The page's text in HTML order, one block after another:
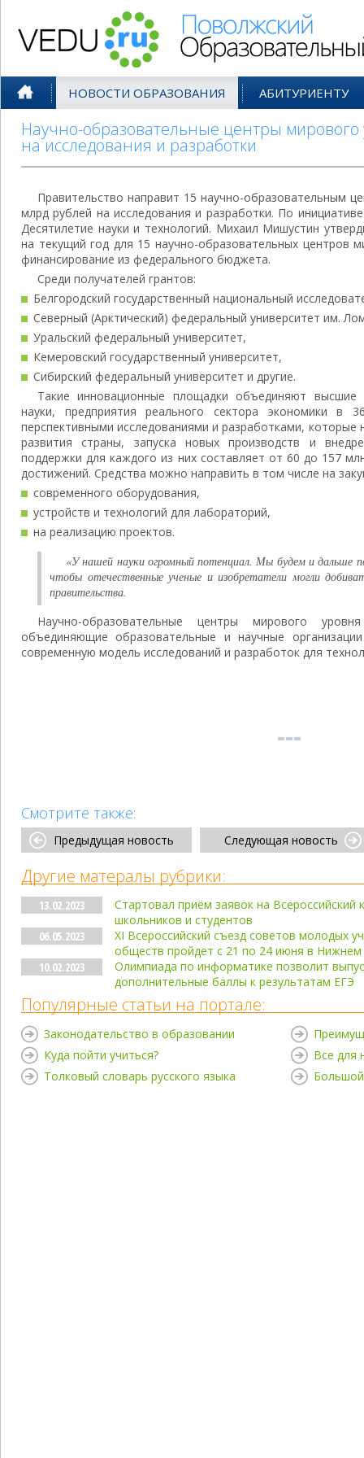
НОВОСТИ ОБРАЗОВАНИЯ АБИТУРИЕНТУ
Научно-образовательные центры мирового
на исследования и разработки
Правительство направит 15 научно-образовательным
млрд рублей на исследования и разработки. По
Десятилетие науки и технологий. Михаил Мишустин
на текущий год для 15 научно-образовательных центров
финансирование из федерального бюджета.
Среди получателей грантов:
Белгородский государственный национальный
Северный (Арктический) федеральный университет им.
Уральский федеральный университет,
Кемеровский государственный университет,
Сибирский федеральный университет и другие.
Такие инновационные площадки объединяют высшие
науки, предприятия реального сектора экономики в
перспективными исследованиями и разработками, которые
развития страны, запуска новых производств и
поддержки для каждого из них составляет от 60 до 157
достижений. Средства можно направить в том числе на
современного оборудования,
устройств и технологий для лабораторий,
на реализацию проектов.
«У нашей науки огромный потенциал. Мы будем и дальше
чтобы отечественные ученые и изобретатели могли
правительства.
Научно-образовательные центры мирового
объединяющие образовательные и научные
современную модель исследований и разработок для
Смотрите также:
Предыдущая новость Следующая новость
Другие матералы рубрики:
13.02.2023
Стартовал приём заявок на Всероссийский
школьников и студентов
06.05.2023
XI Всероссийский съезд советов молодых
обществ пройдет с 21 по 24 июня в
10.02.2023
Олимпиада по информатике позволит
дополнительные баллы к результатам ЕГЭ
Популярные статьи на портале:
Законодательство в образовании
Куда пойти учиться?
Толковый словарь русского языка
Все для
Большой